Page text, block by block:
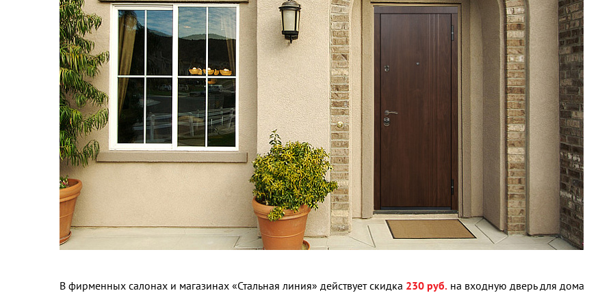
В фирменных салонах и магазинах «Стальная линия» действует скидка 230 руб. на входную дверь для дома